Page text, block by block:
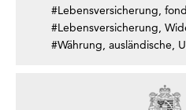
#Lebensversicherung,
#Lebensversicherung,
#Währung, ausländische,